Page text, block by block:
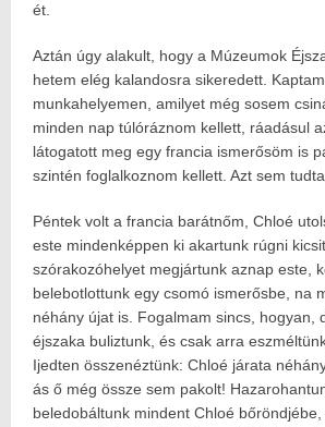
ét.
Aztán úgy alakult, hogy a Múzeumok
hetem elég kalandosra sikeredett.
munkahelyemen, amilyet még sosem
minden nap túlóráznom kellett, ráadásul
látogatott meg egy francia ismerősöm is
szintén foglalkoznom kellett. Azt sem
Péntek volt a francia barátnőm, Chloé
este mindenképpen ki akartunk rúgni
szórakozóhelyet megjártunk aznap este,
belebotlottunk egy csomó ismerősbe, na
néhány újat is. Fogalmam sincs, hogyan,
éjszaka buliztunk, és csak arra
Ijedten összenéztünk: Chloé járata
ás ő még össze sem pakolt!
beledobáltunk mindent Chloé